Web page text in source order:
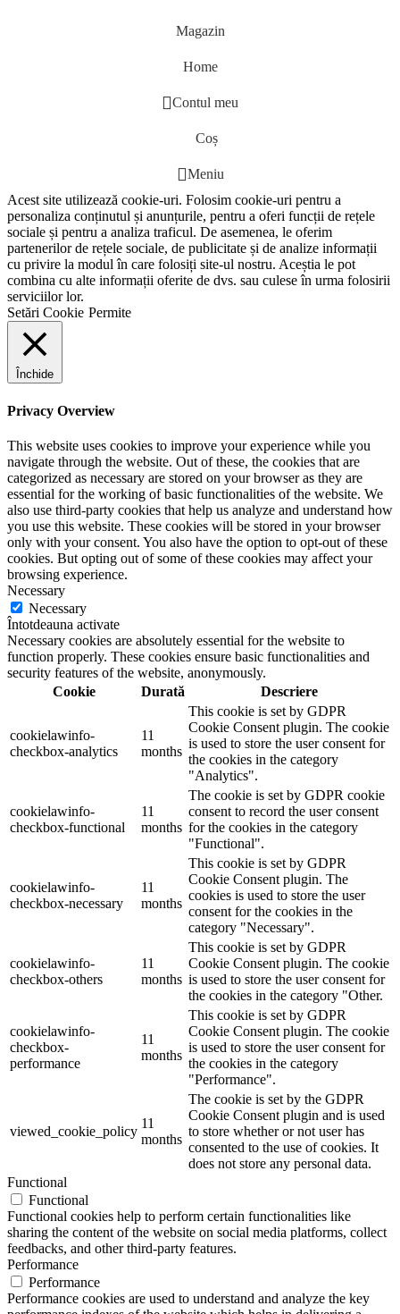
Magazin
Home
Contul meu
Coș
Meniu
Acest site utilizează cookie-uri. Folosim cookie-uri pentru a
personaliza conținutul și anunțurile, pentru a oferi funcții de rețele
sociale și pentru a analiza traficul. De asemenea, le oferim
partenerilor de rețele sociale, de publicitate și de analize informații
cu privire la modul în care folosiți site-ul nostru. Aceștia le pot
combina cu alte informații oferite de dvs. sau culese în urma folosirii
serviciilor lor.
Setări Cookie Permite
Închide
Privacy Overview
This website uses cookies to improve your experience while you
navigate through the website. Out of these, the cookies that are
categorized as necessary are stored on your browser as they are
essential for the working of basic functionalities of the website. We
also use third-party cookies that help us analyze and understand how
you use this website. These cookies will be stored in your browser
only with your consent. You also have the option to opt-out of these
cookies. But opting out of some of these cookies may affect your
browsing experience.
Necessary
Necessary
Întotdeauna activate
Necessary cookies are absolutely essential for the website to
function properly. These cookies ensure basic functionalities and
security features of the website, anonymously.
Cookie
Durată Descriere
cookielawinfo-
checkbox-analytics
11
months
This cookie is set by GDPR
Cookie Consent plugin. The cookie
is used to store the user consent for
the cookies in the category
"Analytics".
cookielawinfo-
checkbox-functional
11
months
The cookie is set by GDPR cookie
consent to record the user consent
for the cookies in the category
"Functional".
cookielawinfo-
checkbox-necessary
11
months
This cookie is set by GDPR
Cookie Consent plugin. The
cookies is used to store the user
consent for the cookies in the
category "Necessary".
cookielawinfo-
checkbox-others
11
months
This cookie is set by GDPR
Cookie Consent plugin. The cookie
is used to store the user consent for
the cookies in the category "Other.
cookielawinfo-
checkbox-
performance
11
months
This cookie is set by GDPR
Cookie Consent plugin. The cookie
is used to store the user consent for
the cookies in the category
"Performance".
viewed_cookie_policy
11
months
The cookie is set by the GDPR
Cookie Consent plugin and is used
to store whether or not user has
consented to the use of cookies. It
does not store any personal data.
Functional
Functional
Functional cookies help to perform certain functionalities like
sharing the content of the website on social media platforms, collect
feedbacks, and other third-party features.
Performance
Performance
Performance cookies are used to understand and analyze the key